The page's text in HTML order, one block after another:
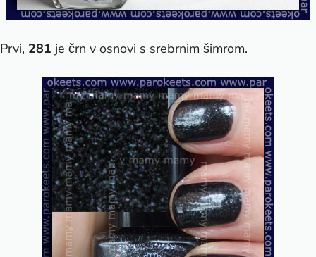
Prvi, 281 je črn v osnovi s srebrnim šimrom.